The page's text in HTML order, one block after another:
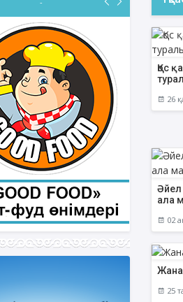
Қос
26
Әйел
ала
02
25